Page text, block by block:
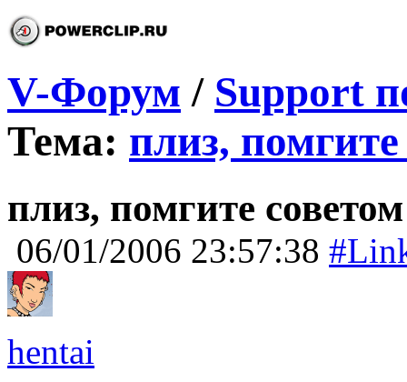
V-Форум / Support
Тема: плиз,
плиз, помгите советом
06/01/2006 23:57:38
hentai